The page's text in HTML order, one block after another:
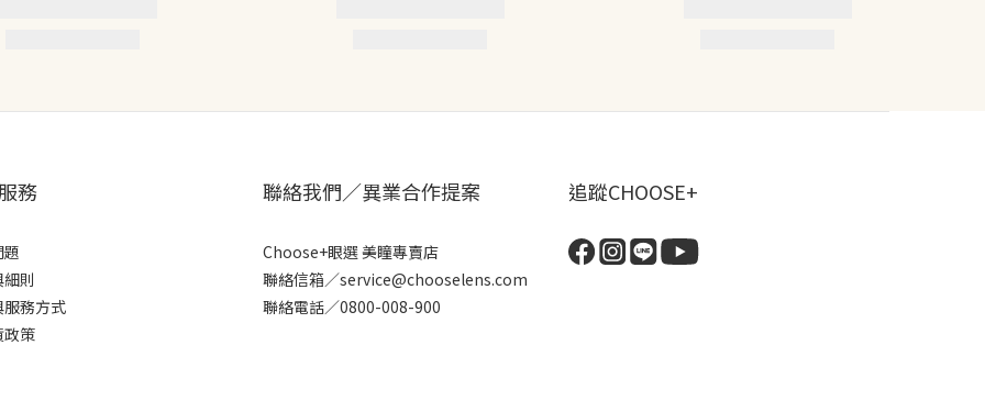
務
則
務方式
策
聯絡我們／異業合作提案
Choose+眼選 美瞳專賣店
聯絡信箱／service@chooselens.com
聯絡電話／0800-008-900
追蹤CHOOSE+